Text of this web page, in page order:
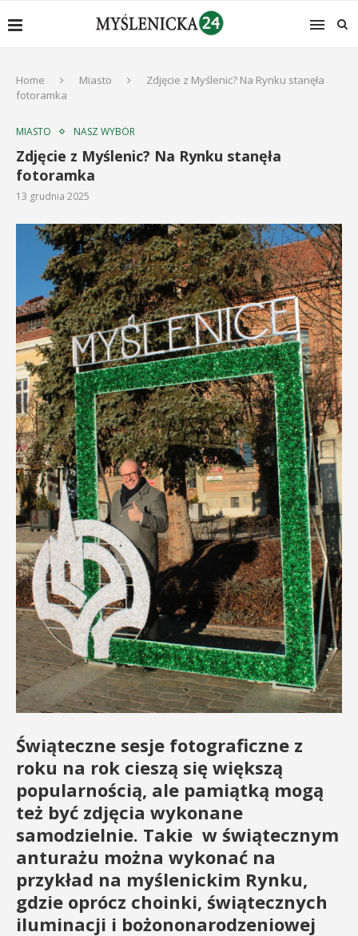
Home Miasto
Zdjęcie z Myślenic? Na Rynku stanęła
fotoramka
MIASTO NASZ WYBÓR
Zdjęcie z Myślenic? Na Rynku stanęła
fotoramka
13 grudnia 2025
Świąteczne sesje fotograficzne z
roku na rok cieszą się większą
popularnością, ale pamiątką mogą
też być zdjęcia wykonane
samodzielnie. Takie w świątecznym
anturażu można wykonać na
przykład na myślenickim Rynku,
gdzie oprócz choinki, świątecznych
iluminacji i bożononarodzeniowej